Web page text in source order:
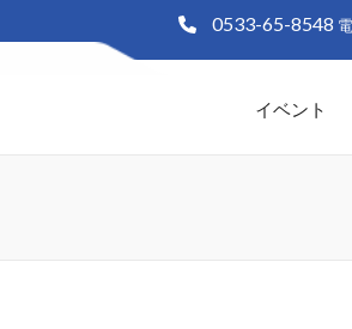
0533-65-8548
大塚海浜緑地「ラグ
イベント